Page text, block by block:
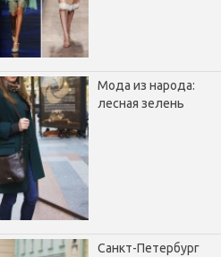
Мода из народа:
лесная зелень
Санкт-Петербург